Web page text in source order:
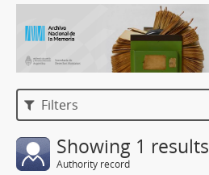
Filters
Showing 1 results
Authority record